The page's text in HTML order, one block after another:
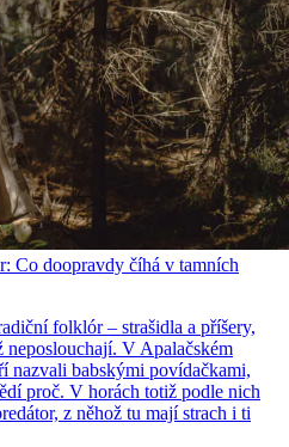
Co doopravdy číhá v tamních
folklór – strašidla a příšery,
neposlouchají. V Apalačském
nazvali babskými povídačkami,
proč. V horách totiž podle nich
z něhož tu mají strach i ti